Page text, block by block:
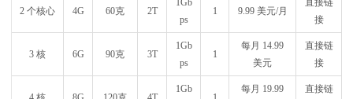
2 个核心 4G 60克 2T
1Gb
ps
1 9.99 美元/月
直接链
接
3 核 6G 90克 3T
1Gb
ps
1
每月 14.99
美元
直接链
接
1Gb
每月 19.99
直接链